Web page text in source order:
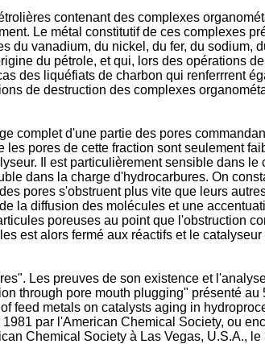
contenant des complexes
Le métal constitutif de ces complexes
du vanadium, du nickel, du fer, du sodium,
du pétrole, et qui, lors des opérations
des liquéfiats de charbon qui renferrrent
de destruction des complexes
complet d'une partie des pores
pores de cette fraction sont seulement
Il est particulièrement sensible dans le
dans la charge d'hydrocarbures. On
pores s'obstruent plus vite que leurs
la diffusion des molécules et une
poreuses au point que l'obstruction
est alors fermé aux réactifs et le
Les preuves de son existence et
through pore mouth plugging" présenté au
feed metals on catalysts aging in
par l'American Chemical Society, ou
Chemical Society à Las Vegas, U.S.A., le